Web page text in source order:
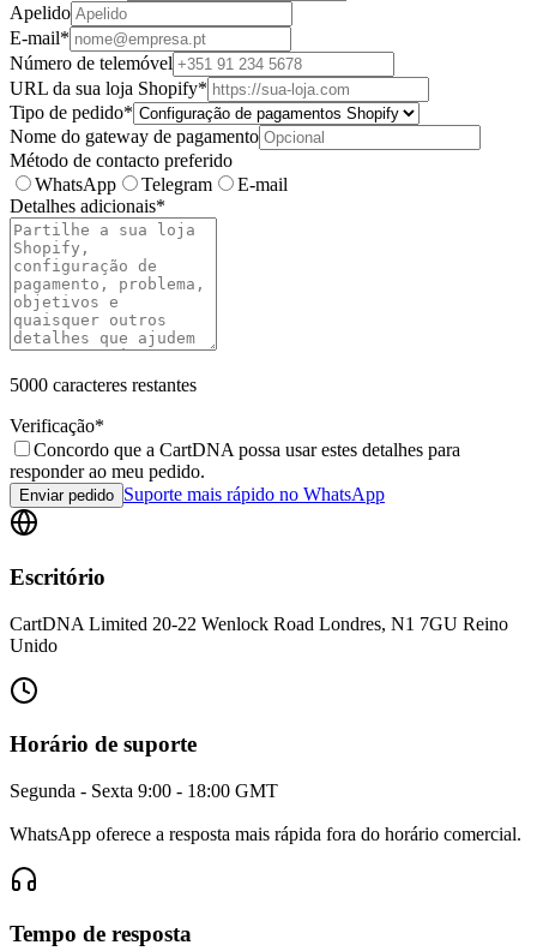
Apelido
E-mail*
Número de telemóvel
URL da sua loja Shopify*
Tipo de pedido*
Nome do gateway de pagamento
Método de contacto preferido
WhatsApp
Telegram
E-mail
Detalhes adicionais*
5000 caracteres restantes
Verificação*
Concordo que a CartDNA possa usar estes detalhes para
responder ao meu pedido.
Enviar pedido Suporte mais rápido no WhatsApp
Escritório
CartDNA Limited 20-22 Wenlock Road Londres, N1 7GU Reino
Unido
Horário de suporte
Segunda - Sexta 9:00 - 18:00 GMT
WhatsApp oferece a resposta mais rápida fora do horário comercial.
Tempo de resposta